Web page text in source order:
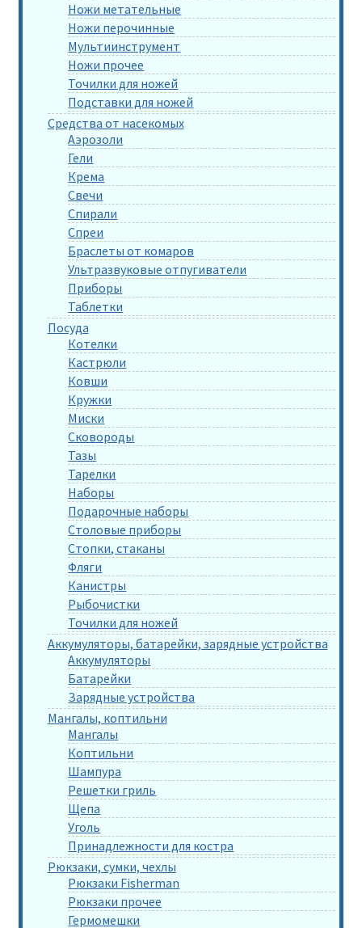
Ножи метательные
Ножи перочинные
Мультиинструмент
Ножи прочее
Точилки для ножей
Подставки для ножей
Средства от насекомых
Аэрозоли
Гели
Крема
Свечи
Спирали
Спреи
Браслеты от комаров
Ультразвуковые отпугиватели
Приборы
Таблетки
Посуда
Котелки
Кастрюли
Ковши
Кружки
Миски
Сковороды
Тазы
Тарелки
Наборы
Подарочные наборы
Столовые приборы
Стопки, стаканы
Фляги
Канистры
Рыбочистки
Точилки для ножей
Аккумуляторы, батарейки, зарядные устройства
Аккумуляторы
Батарейки
Зарядные устройства
Мангалы, коптильни
Мангалы
Коптильни
Шампура
Решетки гриль
Щепа
Уголь
Принадлежности для костра
Рюкзаки, сумки, чехлы
Рюкзаки Fisherman
Рюкзаки прочее
Гермомешки